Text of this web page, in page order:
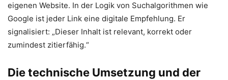
eigenen Website. In der Logik von Suchalgorithmen wie
Google ist jeder Link eine digitale Empfehlung. Er
signalisiert: „Dieser Inhalt ist relevant, korrekt oder
zumindest zitierfähig.“
Die technische Umsetzung und der